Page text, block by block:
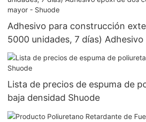
Adhesivo para construcción
5000 unidades, 7 días)
componentes al por mayor -
Lista de precios de espuma de
baja densidad Shuode